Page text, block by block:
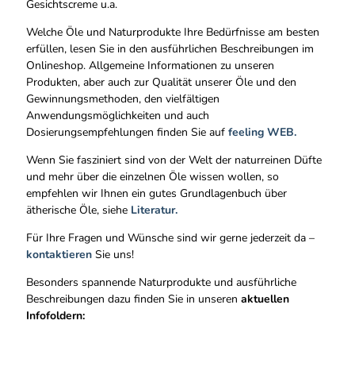
Gesichtscreme u.a.
Welche Öle und Naturprodukte Ihre Bedürfnisse am besten
erfüllen, lesen Sie in den ausführlichen Beschreibungen im
Onlineshop. Allgemeine Informationen zu unseren
Produkten, aber auch zur Qualität unserer Öle und den
Gewinnungsmethoden, den vielfältigen
Anwendungsmöglichkeiten und auch
Dosierungsempfehlungen finden Sie auf feeling WEB.
Wenn Sie fasziniert sind von der Welt der naturreinen Düfte
und mehr über die einzelnen Öle wissen wollen, so
empfehlen wir Ihnen ein gutes Grundlagenbuch über
ätherische Öle, siehe Literatur.
Für Ihre Fragen und Wünsche sind wir gerne jederzeit da –
kontaktierenSie uns!
Besonders spannende Naturprodukte und ausführliche
Beschreibungen dazu finden Sie in unseren aktuellen
Infofoldern: